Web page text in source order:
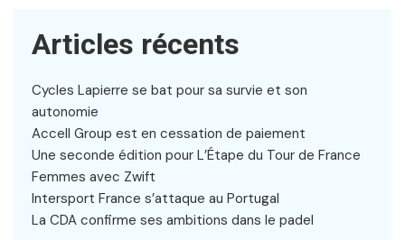
Articles récents
Cycles Lapierre se bat pour sa survie et son
autonomie
Accell Group est en cessation de paiement
Une seconde édition pour L’Étape du Tour de France
Femmes avec Zwift
Intersport France s’attaque au Portugal
La CDA confirme ses ambitions dans le padel